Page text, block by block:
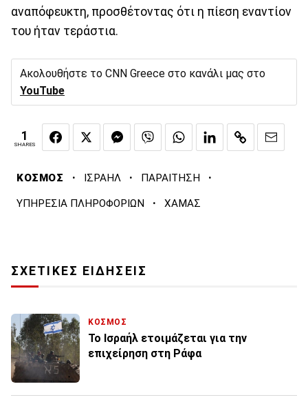
αναπόφευκτη, προσθέτοντας ότι η πίεση εναντίον
του ήταν τεράστια.
Ακολουθήστε το CNN Greece στο κανάλι μας στο
YouTube
1
SHARES
ΚΟΣΜΟΣ · ΙΣΡΑΗΛ · ΠΑΡΑΙΤΗΣΗ ·
ΥΠΗΡΕΣΙΑ ΠΛΗΡΟΦΟΡΙΩΝ · ΧΑΜΑΣ
ΣΧΕΤΙΚΕΣ ΕΙΔΗΣΕΙΣ
ΚΟΣΜΟΣ
Το Ισραήλ ετοιμάζεται για την
επιχείρηση στη Ράφα